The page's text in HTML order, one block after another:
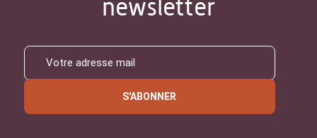
newsletter
S'ABONNER